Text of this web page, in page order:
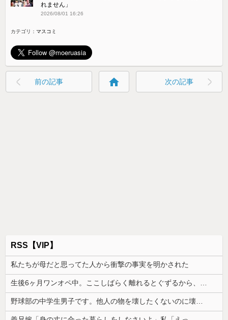
れません」
2026/08/01 16:26
カテゴリ：マスコミ
前の記事 home 次の記事
RSS【VIP】
私たちが母だと思ってた人から衝撃の事実を明かされた